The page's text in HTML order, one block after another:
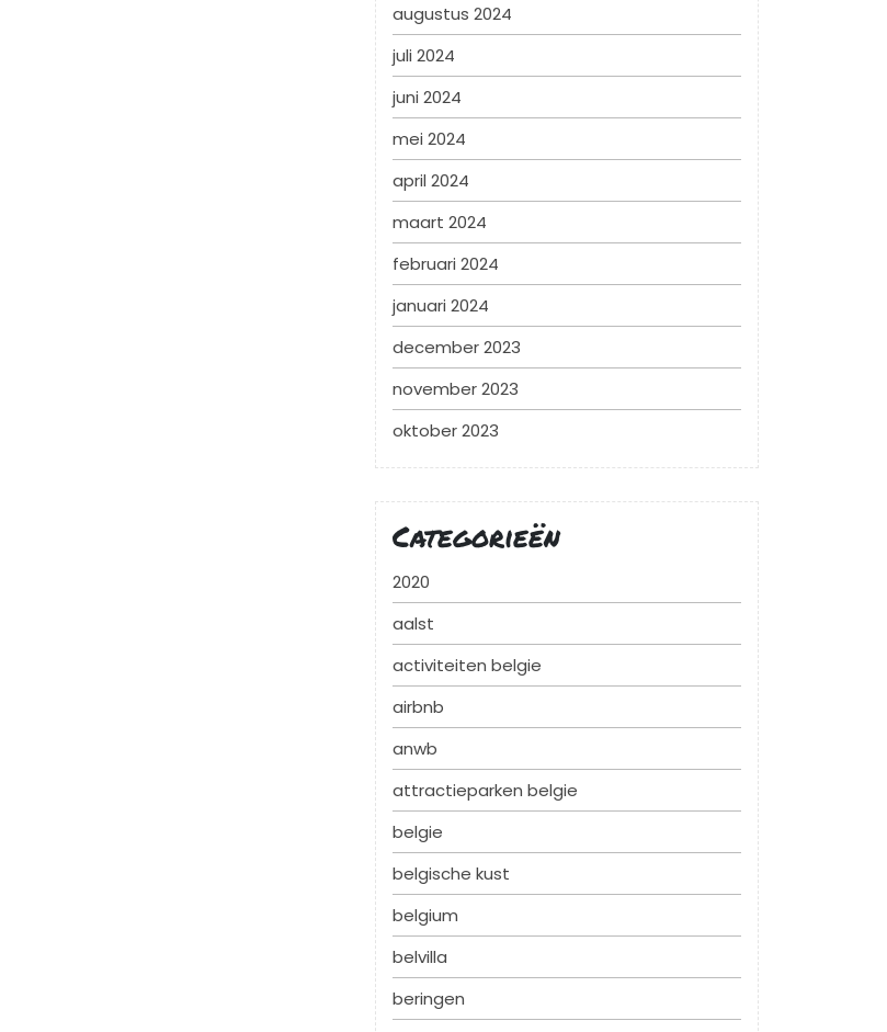
augustus 2024
juli 2024
juni 2024
mei 2024
april 2024
maart 2024
februari 2024
januari 2024
december 2023
november 2023
oktober 2023
Categorieën
2020
aalst
activiteiten belgie
airbnb
anwb
attractieparken belgie
belgie
belgische kust
belgium
belvilla
beringen